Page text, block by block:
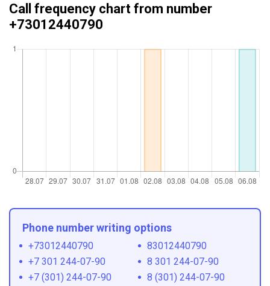
Call frequency chart from number
+73012440790
Phone number writing options
+73012440790
83012440790
+7 301 244-07-90
8 301 244-07-90
+7 (301) 244-07-90
8 (301) 244-07-90